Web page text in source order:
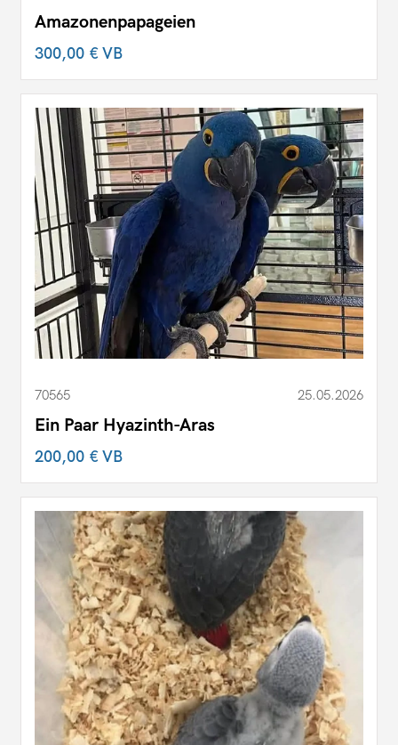
Amazonenpapageien
300,00 €VB
70565 25.05.2026
Ein Paar Hyazinth-Aras
200,00 €VB